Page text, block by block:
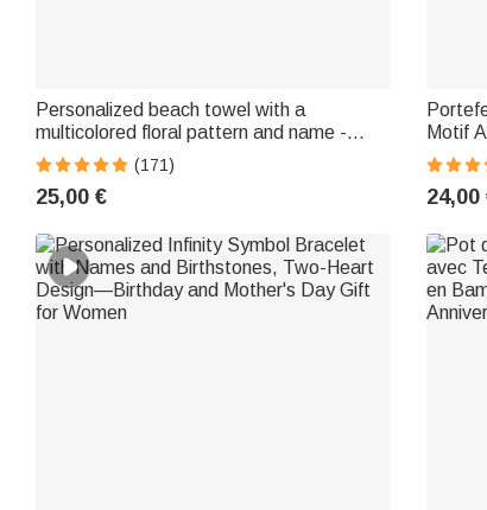
Personalized beach towel with a
multicolored floral pattern and name -
Quick-drying - Summer vacation gift for
women who love swimming
(171)
25,00 €
Motif
Nom
24,00